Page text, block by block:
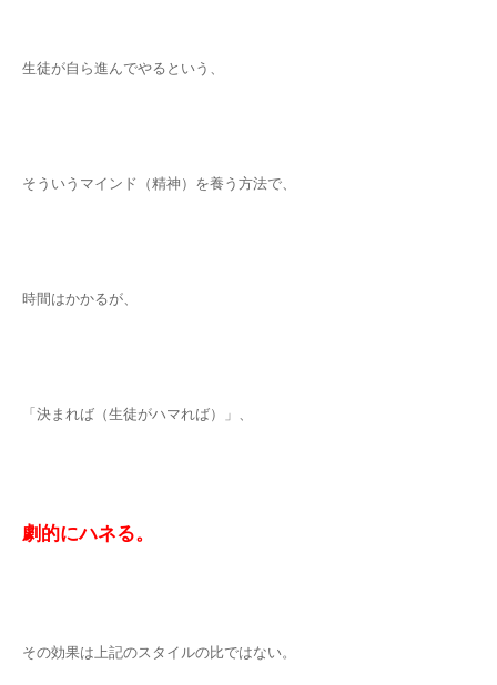
生徒が自ら進んでやるという、
そういうマインド（精神）を養う方法で、
時間はかかるが、
「決まれば（生徒がハマれば）」、
劇的にハネる。
その効果は上記のスタイルの比ではない。